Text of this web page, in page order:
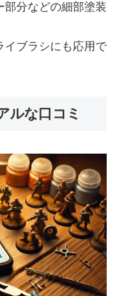
部分などの細部塗装
イブラシにも応用で
ルな口コミ